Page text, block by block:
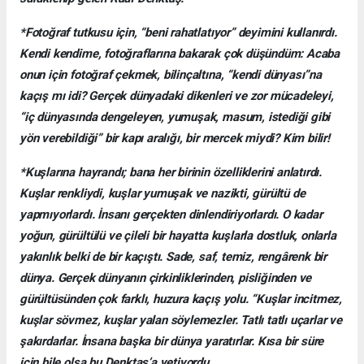
*Fotoğraf tutkusu için, “beni rahatlatıyor” deyimini kullanırdı.
Kendi kendime, fotoğraflarına bakarak çok düşündüm: Acaba
onun için fotoğraf çekmek, bilinçaltına, “kendi dünyası”na
kaçış mı idi? Gerçek dünyadaki dikenleri ve zor mücadeleyi,
“iç dünyasında dengeleyen, yumuşak, masum, istediği gibi
yön verebildiği” bir kapı aralığı, bir mercek miydi? Kim bilir!
*Kuşlarına hayrandı; bana her birinin özelliklerini anlatırdı.
Kuşlar renkliydi, kuşlar yumuşak ve nazikti, gürültü de
yapmıyorlardı. İnsanı gerçekten dinlendiriyorlardı. O kadar
yoğun, gürültülü ve çileli bir hayatta kuşlarla dostluk, onlarla
yakınlık belki de bir kaçıştı. Sade, saf, temiz, rengârenk bir
dünya. Gerçek dünyanın çirkinliklerinden, pisliğinden ve
gürültüsünden çok farklı, huzura kaçış yolu. “Kuşlar incitmez,
kuşlar sövmez, kuşlar yalan söylemezler. Tatlı tatlı uçarlar ve
şakırdarlar. İnsana başka bir dünya yaratırlar. Kısa bir süre